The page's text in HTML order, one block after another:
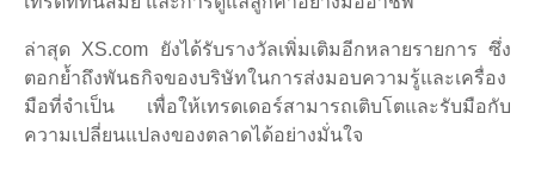
ล่าสุด XS.com ยังได้รับรางวัลเพิ่มเติมอีกหลายรายการ ซึ่ง
ตอกย้ำถึงพันธกิจของบริษัทในการส่งมอบความรู้และเครื่อง
มือที่จำเป็น เพื่อให้เทรดเดอร์สามารถเติบโตและรับมือกับ
ความเปลี่ยนแปลงของตลาดได้อย่างมั่นใจ